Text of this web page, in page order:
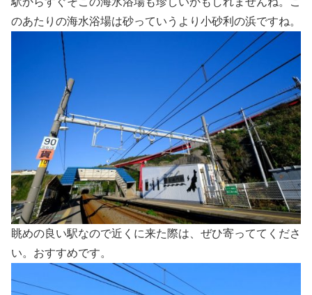
のあたりの海水浴場は砂っていうより小砂利の浜ですね。
眺めの良い駅なので近くに来た際は、ぜひ寄っててくださ
い。おすすめです。